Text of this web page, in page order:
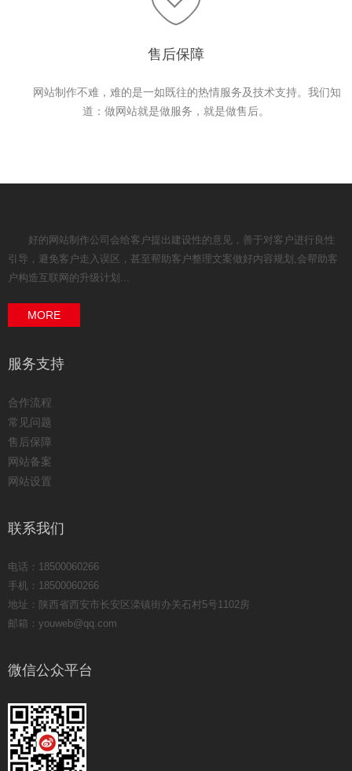
售后保障
网站制作不难，难的是一如既往的热情服务及技术支持。我们知
道：做网站就是做服务，就是做售后。
好的网站制作公司会给客户提出建设性的意见，善于对客户进行良性
引导，避免客户走入误区，甚至帮助客户整理文案做好内容规划,会帮助客
户构造互联网的升级计划...
MORE
服务支持
合作流程
常见问题
售后保障
网站备案
网站设置
联系我们
电话：18500060266
手机：18500060266
地址：陕西省西安市长安区滦镇街办关石村5号1102房
邮箱：youweb@qq.com
微信公众平台